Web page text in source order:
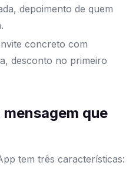
depoimento de quem
concreto com
desconto no primeiro
que
tem três características: